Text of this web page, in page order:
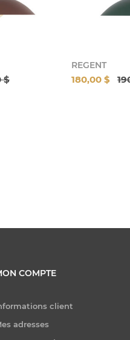
$
REGENT
180,00 $
COMPTE
client
adresses